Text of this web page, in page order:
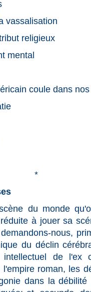
vassalisation
religieux
mental
coule dans
*
du monde
à jouer sa
nous,
du déclin
de l'ex
roman, les
dans la